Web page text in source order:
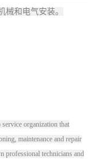
械和电气安装。
organization that
maintenance and repair
professional technicians and